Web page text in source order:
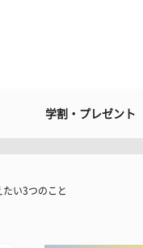
学割・プレゼント
い3つのこと